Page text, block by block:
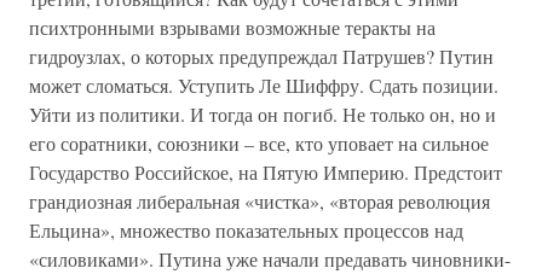
психтронными взрывами возможные теракты на
гидроузлах, о которых предупреждал Патрушев? Путин
может сломаться. Уступить Ле Шиффру. Сдать позиции.
Уйти из политики. И тогда он погиб. Не только он, но и
его соратники, союзники – все, кто уповает на сильное
Государство Российское, на Пятую Империю. Предстоит
грандиозная либеральная «чистка», «вторая революция
Ельцина», множество показательных процессов над
«силовиками». Путина уже начали предавать чиновники-